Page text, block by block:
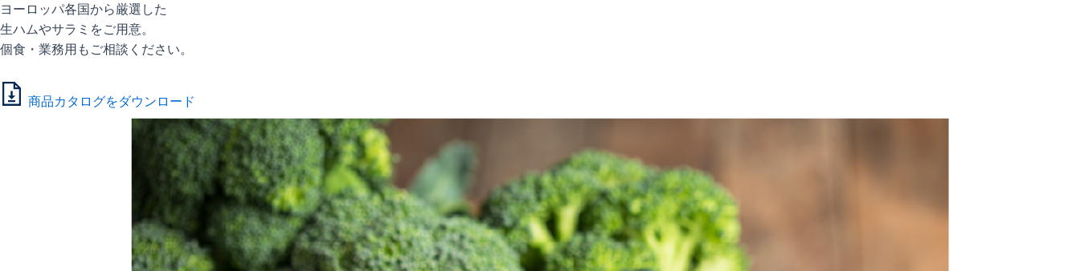
ヨーロッパ各国から厳選した
生ハムやサラミをご用意。
個食・業務用もご相談ください。
商品カタログをダウンロード